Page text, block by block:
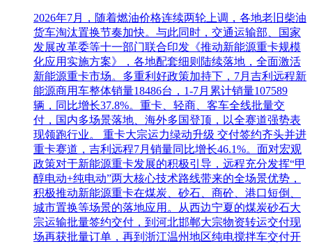
2026年7月，随着燃油价格连续两轮上调，各地老旧柴油
货车淘汰置换节奏加快。与此同时，交通运输部、国家
发展改革委等十一部门联合印发《推动新能源重卡规模
化应用实施方案》，各地配套细则陆续落地，全面激活
新能源重卡市场。多重利好政策加持下，7月吉利远程新
能源商用车整体销量18486台，1-7月累计销量107589
辆，同比增长37.8%。重卡、轻商、客车全线批量交
付，国内多场景落地、海外多国登顶，以全赛道强势表
现领跑行业。 重卡大宗运力绿动升级 交付签约齐头并进
重卡赛道，吉利远程7月销量同比增长46.1%。面对宏观
政策对于新能源重卡发展的积极引导，远程充分发挥“甲
醇电动+纯电动”两大核心技术路线带来的全场景优势，
积极推动新能源重卡在煤炭、砂石、商砼、港口短倒、
城市置换等场景的落地应用。从西边宁夏的煤炭砂石大
宗运输批量签约交付，到河北邯郸大宗物资转运交付现
场再获批量订单，再到浙江温州地区纯电搅拌车交付开